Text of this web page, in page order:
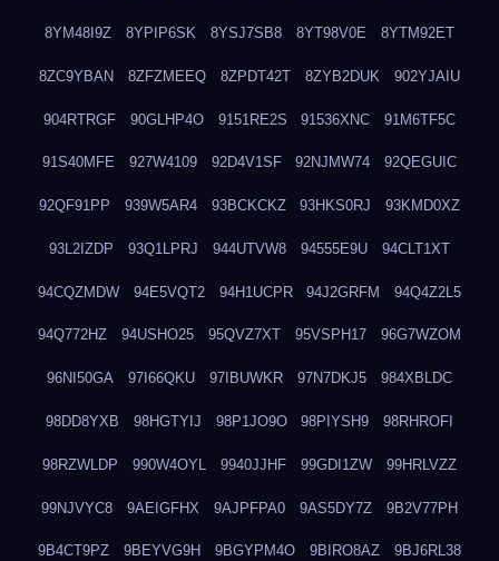
8YM48I9Z 8YPIP6SK 8YSJ7SB8 8YT98V0E 8YTM92ET
8ZC9YBAN 8ZFZMEEQ 8ZPDT42T 8ZYB2DUK 902YJAIU
904RTRGF 90GLHP4O 9151RE2S 91536XNC 91M6TF5C
91S40MFE 927W4109 92D4V1SF 92NJMW74 92QEGUIC
92QF91PP 939W5AR4 93BCKCKZ 93HKS0RJ 93KMD0XZ
93L2IZDP 93Q1LPRJ 944UTVW8 94555E9U 94CLT1XT
94CQZMDW 94E5VQT2 94H1UCPR 94J2GRFM 94Q4Z2L5
94Q772HZ 94USHO25 95QVZ7XT 95VSPH17 96G7WZOM
96NI50GA 97I66QKU 97IBUWKR 97N7DKJ5 984XBLDC
98DD8YXB 98HGTYIJ 98P1JO9O 98PIYSH9 98RHROFI
98RZWLDP 990W4OYL 9940JJHF 99GDI1ZW 99HRLVZZ
99NJVYC8 9AEIGFHX 9AJPFPA0 9AS5DY7Z 9B2V77PH
9B4CT9PZ 9BEYVG9H 9BGYPM4O 9BIRO8AZ 9BJ6RL38